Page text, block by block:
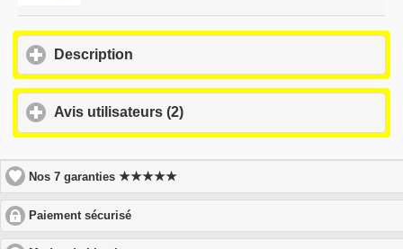
Description
to
expand
contents
Avis utilisateurs (2)
contents
Nos 7 garanties★★★★★
Paiement sécurisé
to